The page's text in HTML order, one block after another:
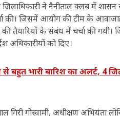
ने नैनीताल क्लब में
की। जिसमें आय़ोग की टीम के
तैयारियों के संबंध में चर्चा की
अधिकारीयों को दिए।
भारी बारिश का अलर्ट, 4
गिरी गोस्वामी, अधीक्षण अभियंता